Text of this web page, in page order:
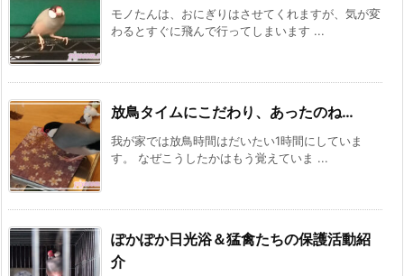
モノたんは、おにぎりはさせてくれますが、気が変
わるとすぐに飛んで行ってしまいます ...
放鳥タイムにこだわり、あったのね…
我が家では放鳥時間はだいたい1時間にしていま
す。 なぜこうしたかはもう覚えていま ...
ぽかぽか日光浴＆猛禽たちの保護活動紹
介